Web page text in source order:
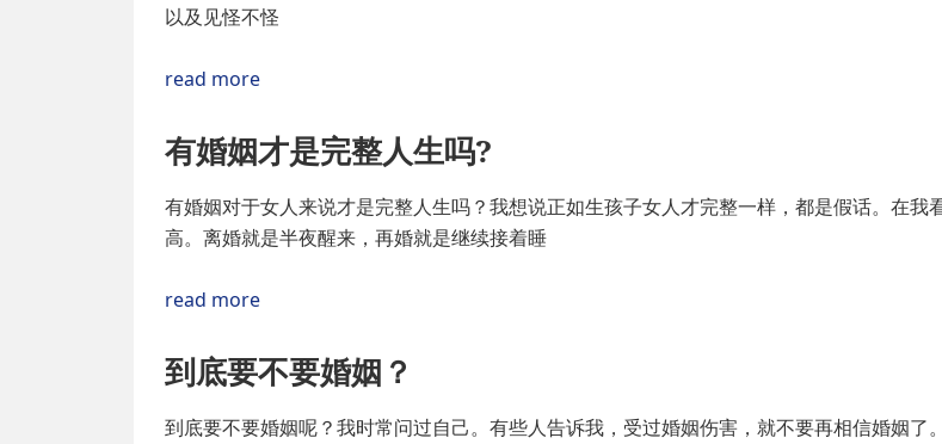
以及见怪不怪
read more
有婚姻才是完整人生吗?
有婚姻对于女人来说才是完整人生吗？我想说正如生孩子女人才完整一样，都是假话。在
高。离婚就是半夜醒来，再婚就是继续接着睡
read more
到底要不要婚姻？
到底要不要婚姻呢？我时常问过自己。有些人告诉我，受过婚姻伤害，就不要再相信婚姻